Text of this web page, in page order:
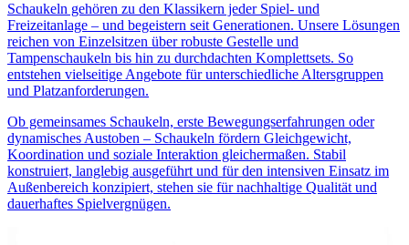
Schaukeln gehören zu den Klassikern jeder Spiel- und
Freizeitanlage – und begeistern seit Generationen. Unsere Lösungen
reichen von Einzelsitzen über robuste Gestelle und
Tampenschaukeln bis hin zu durchdachten Komplettsets. So
entstehen vielseitige Angebote für unterschiedliche Altersgruppen
und Platzanforderungen.
Ob gemeinsames Schaukeln, erste Bewegungserfahrungen oder
dynamisches Austoben – Schaukeln fördern Gleichgewicht,
Koordination und soziale Interaktion gleichermaßen. Stabil
konstruiert, langlebig ausgeführt und für den intensiven Einsatz im
Außenbereich konzipiert, stehen sie für nachhaltige Qualität und
dauerhaftes Spielvergnügen.